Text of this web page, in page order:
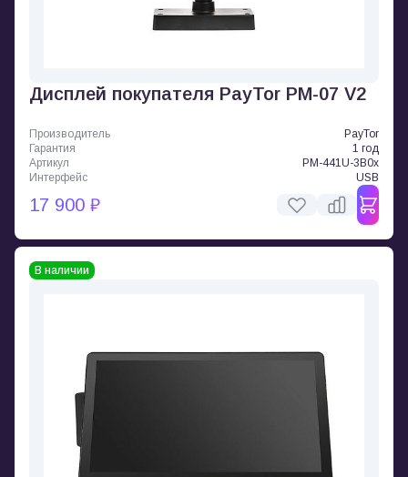
Дисплей покупателя PayTor PM-07 V2
Производитель
PayTor
Гарантия
1 год
Артикул
PM-441U-3B0x
Интерфейс
USB
17 900 ₽
В наличии